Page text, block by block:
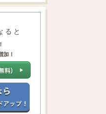
ると
加！